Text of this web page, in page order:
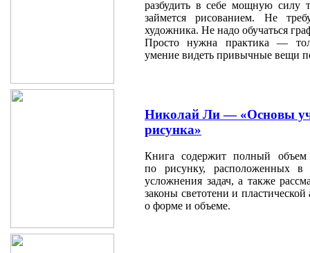
разбудить в себе мощную силу
займется рисованием. Не
художника. Не надо обучаться
Просто нужна практика —
умение видеть привычные вещи
Николай Ли — «Основы
рисунка»
Книга содержит полный
по рисунку, расположенных в
усложнения задач, а также
законы светотени и
о форме и объеме.